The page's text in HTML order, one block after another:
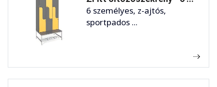
6 személyes, z-ajtós,
sportpados ...